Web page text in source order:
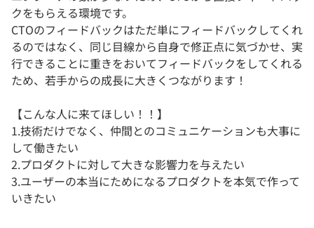
クをもらえる環境です。
CTOのフィードバックはただ単にフィードバックしてくれ
るのではなく、同じ目線から自身で修正点に気づかせ、実
行できることに重きをおいてフィードバックをしてくれる
ため、若手からの成長に大きくつながります！
【こんな人に来てほしい！！】
1.技術だけでなく、仲間とのコミュニケーションも大事に
して働きたい
2.プロダクトに対して大きな影響力を与えたい
3.ユーザーの本当にためになるプロダクトを本気で作って
いきたい